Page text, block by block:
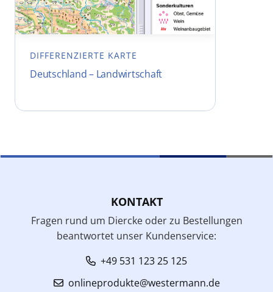
DIFFERENZIERTE KARTE
Deutschland – Landwirtschaft
KONTAKT
Fragen rund um Diercke oder zu Bestellungen
beantwortet unser Kundenservice:
+49 531 123 25 125
onlineprodukte@westermann.de